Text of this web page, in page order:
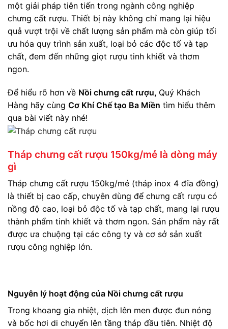
một giải pháp tiên tiến trong ngành công nghiệp
chưng cất rượu. Thiết bị này không chỉ mang lại hiệu
quả vượt trội về chất lượng sản phẩm mà còn giúp tối
ưu hóa quy trình sản xuất, loại bỏ các độc tố và tạp
chất, đem đến những giọt rượu tinh khiết và thơm
ngon.
Để hiểu rõ hơn về Nồi chưng cất rượu, Quý Khách
Hàng hãy cùng Cơ Khí Chế tạo Ba Miền tìm hiểu thêm
qua bài viết này nhé!
Tháp chưng cất rượu 150kg/mẻ là dòng máy
gì
Tháp chưng cất rượu 150kg/mẻ (tháp inox 4 đĩa đồng)
là thiết bị cao cấp, chuyên dùng để chưng cất rượu có
nồng độ cao, loại bỏ độc tố và tạp chất, mang lại rượu
thành phẩm tinh khiết và thơm ngon. Sản phẩm này rất
được ưa chuộng tại các công ty và cơ sở sản xuất
rượu công nghiệp lớn.
Nguyên lý hoạt động của Nồi chưng cất rượu
Trong khoang gia nhiệt, dịch lên men được đun nóng
và bốc hơi di chuyển lên tầng tháp đầu tiên. Nhiệt độ